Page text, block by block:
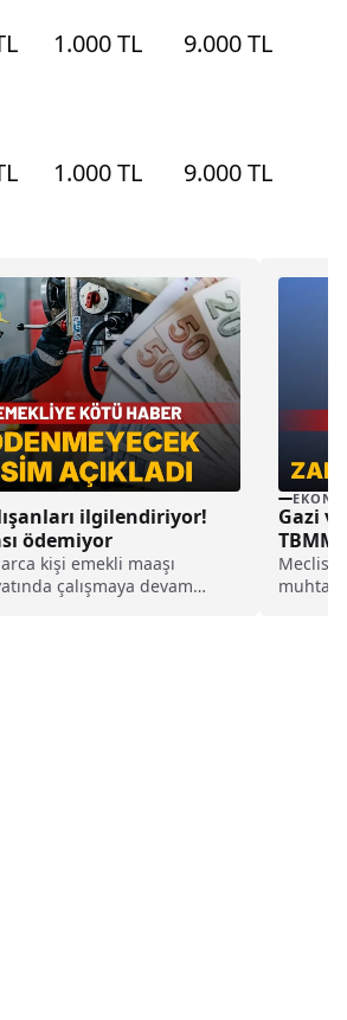
1.000 TL 9.000 TL
1.000 TL 9.000 TL
ilgilendiriyor!
ödemiyor
kişi emekli maaşı
çalışmaya devam
Gazi
muhtaç